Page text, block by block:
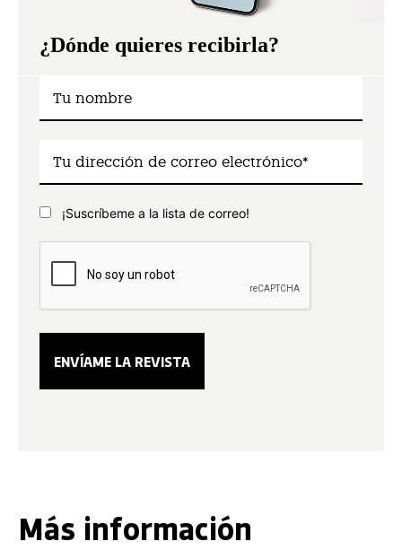
¿Dónde quieres recibirla?
¡Suscríbeme a la lista de correo!
Más información